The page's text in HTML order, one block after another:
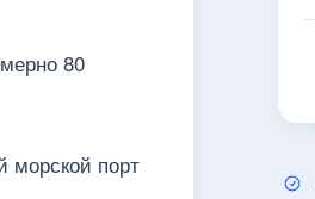
80
морской порт